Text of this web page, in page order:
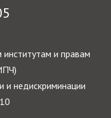
и правам
и недискриминации